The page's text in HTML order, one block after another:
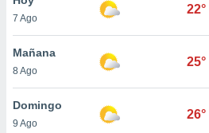
en
más
nuestra
7 Ago
22°
Mañana
8 Ago
25°
Domingo
9 Ago
26°